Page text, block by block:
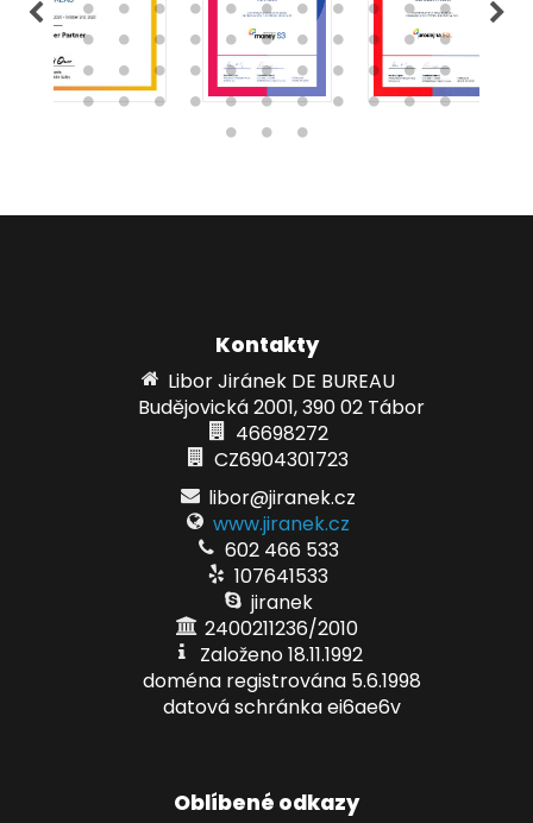
Kontakty
Libor Jiránek DE BUREAU
Budějovická 2001, 390 02 Tábor
46698272
CZ6904301723
libor@jiranek.cz
www.jiranek.cz
602 466 533
107641533
jiranek
2400211236/2010
Založeno 18.11.1992
doména registrována 5.6.1998
datová schránka ei6ae6v
Oblíbené odkazy